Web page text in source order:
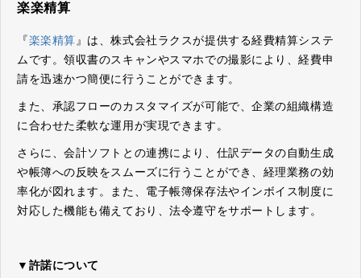
楽楽精算
『楽楽精算 』は、株式会社ラクスが提供する経費精算システ
ムです。領収書のスキャンやスマホでの撮影により、経費申
請を迅速かつ簡便に行うことができます。
また、承認フローのカスタマイズが可能で、企業の組織構造
に合わせた柔軟な運用が実現できます。
さらに、会計ソフトとの連携により、仕訳データの自動生成
や帳簿への反映をスムーズに行うことができ、経理業務の効
率化が図れます。また、電子帳簿保存法やインボイス制度に
対応した機能も備えており、法令遵守をサポートします。
▼許諾について